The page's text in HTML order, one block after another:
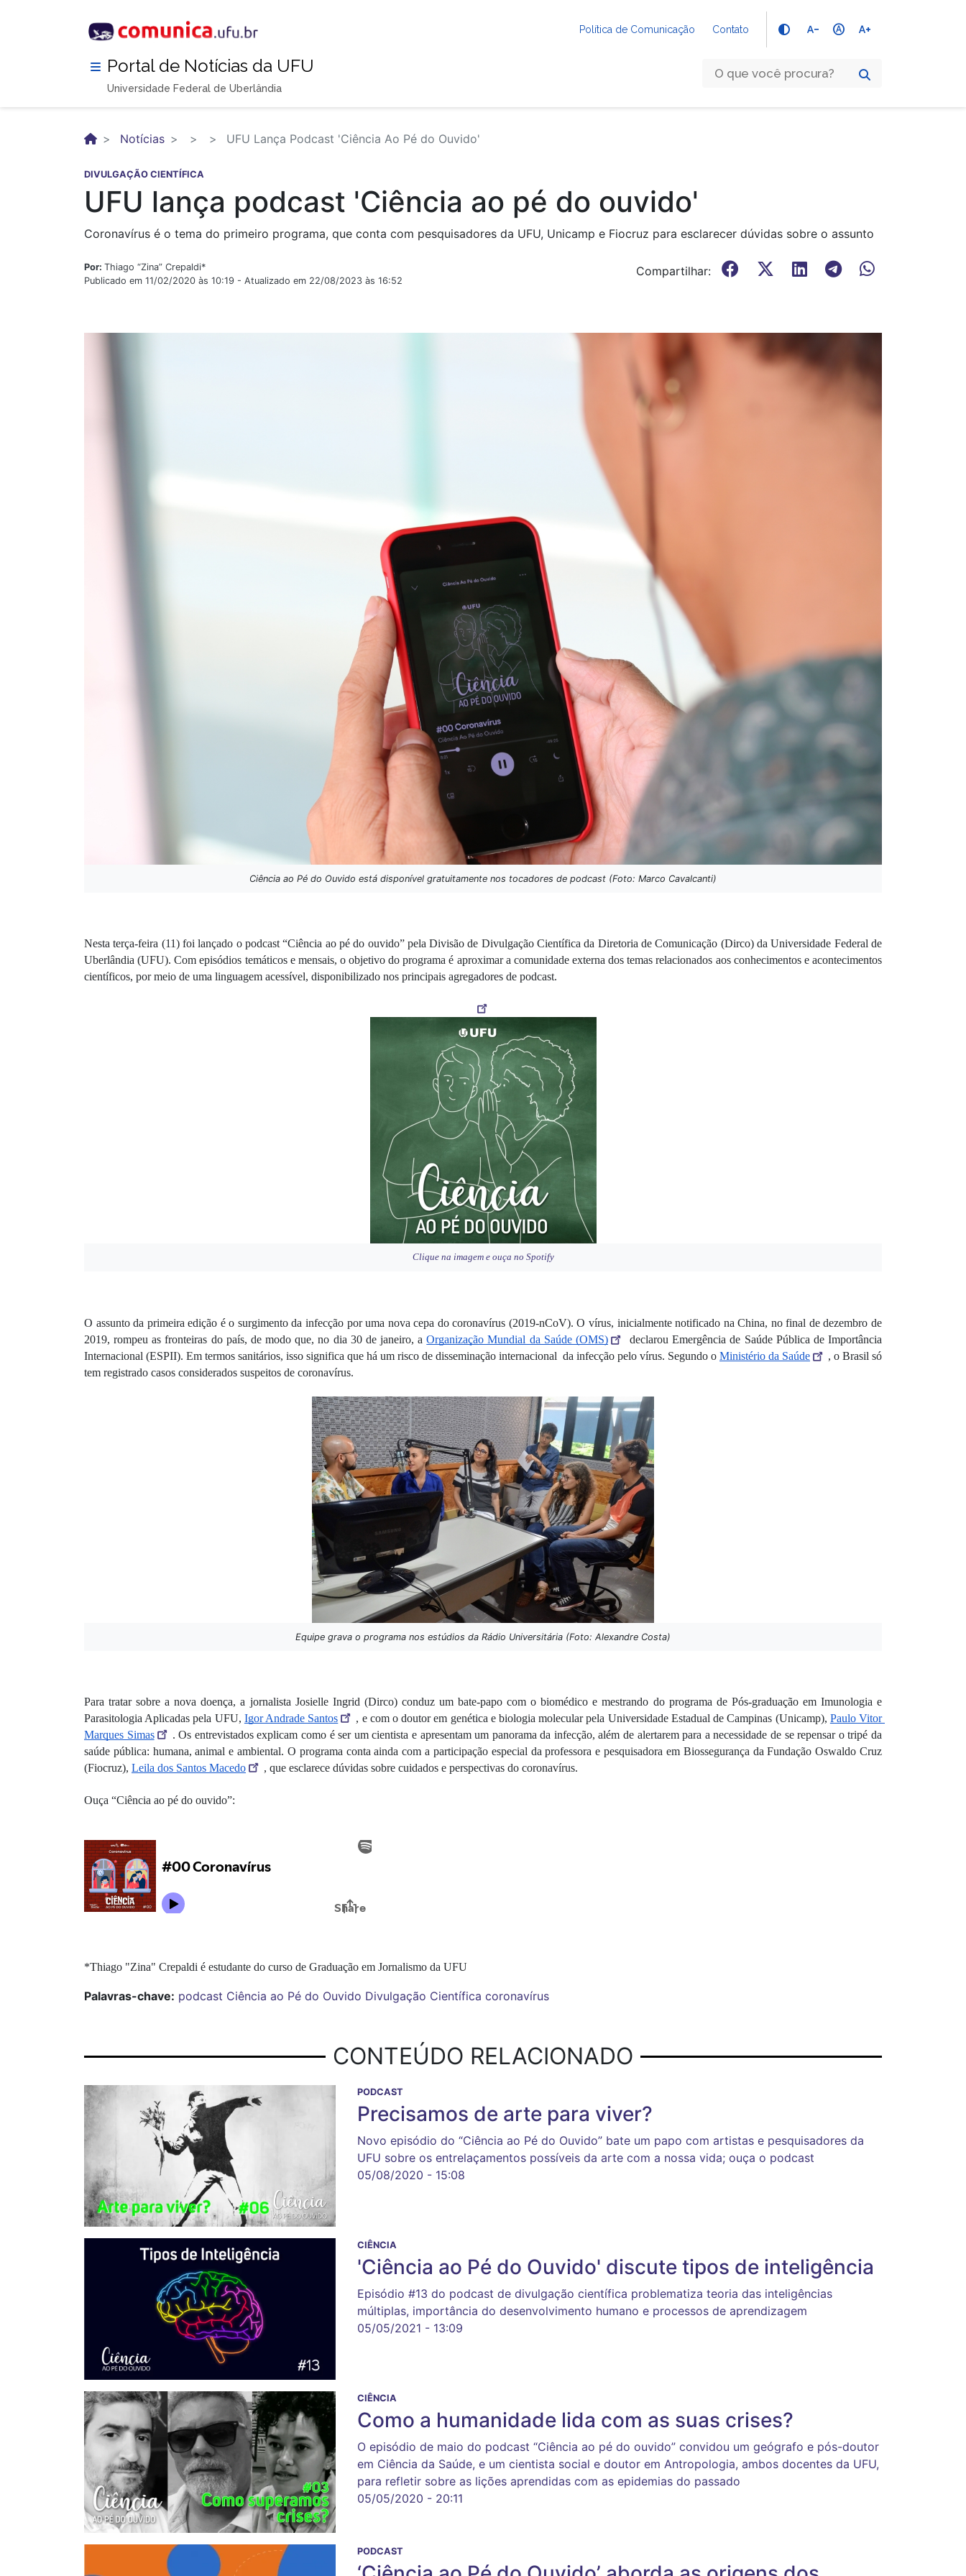
Política de Comunicação Contato text_decrease hdr_auto text_increase
Portal de Notícias da UFU
Universidade Federal de Uberlândia
Notícias UFU Lança Podcast 'Ciência Ao Pé do Ouvido'
DIVULGAÇÃO CIENTÍFICA
UFU lança podcast 'Ciência ao pé do ouvido'
Coronavírus é o tema do primeiro programa, que conta com pesquisadores da UFU, Unicamp e Fiocruz para esclarecer dúvidas sobre o assunto
Por: Thiago “Zina” Crepaldi*
Publicado em 11/02/2020 às 10:19 - Atualizado em 22/08/2023 às 16:52
Compartilhar:
Ciência ao Pé do Ouvido está disponível gratuitamente nos tocadores de podcast (Foto: Marco Cavalcanti)
Nesta terça-feira (11) foi lançado o podcast “Ciência ao pé do ouvido” pela Divisão de Divulgação Científica da Diretoria de Comunicação (Dirco) da Universidade Federal de
Uberlândia (UFU). Com episódios temáticos e mensais, o objetivo do programa é aproximar a comunidade externa dos temas relacionados aos conhecimentos e acontecimentos
científicos, por meio de uma linguagem acessível, disponibilizado nos principais agregadores de podcast.
Clique na imagem e ouça no Spotify
O assunto da primeira edição é o surgimento da infecção por uma nova cepa do coronavírus (2019-nCoV). O vírus, inicialmente notificado na China, no final de dezembro de
2019, rompeu as fronteiras do país, de modo que, no dia 30 de janeiro, a Organização Mundial da Saúde (OMS)
declarou Emergência de Saúde Pública de Importância
Internacional (ESPII). Em termos sanitários, isso significa que há um risco de disseminação internacional  da infecção pelo vírus. Segundo o Ministério da Saúde
, o Brasil só
tem registrado casos considerados suspeitos de coronavírus.
Equipe grava o programa nos estúdios da Rádio Universitária (Foto: Alexandre Costa)
Para tratar sobre a nova doença, a jornalista Josielle Ingrid (Dirco) conduz um bate-papo com o biomédico e mestrando do programa de Pós-graduação em Imunologia e
Parasitologia Aplicadas pela UFU, Igor Andrade Santos , e com o doutor em genética e biologia molecular pela Universidade Estadual de Campinas (Unicamp), Paulo Vitor
Marques Simas
. Os entrevistados explicam como é ser um cientista e apresentam um panorama da infecção, além de alertarem para a necessidade de se repensar o tripé da
saúde pública: humana, animal e ambiental. O programa conta ainda com a participação especial da professora e pesquisadora em Biossegurança da Fundação Oswaldo Cruz
(Fiocruz), Leila dos Santos Macedo , que esclarece dúvidas sobre cuidados e perspectivas do coronavírus.
Ouça “Ciência ao pé do ouvido”:
*Thiago "Zina" Crepaldi é estudante do curso de Graduação em Jornalismo da UFU
Palavras-chave: podcast Ciência ao Pé do Ouvido Divulgação Científica coronavírus
CONTEÚDO RELACIONADO
PODCAST
Precisamos de arte para viver?
Novo episódio do “Ciência ao Pé do Ouvido” bate um papo com artistas e pesquisadores da
UFU sobre os entrelaçamentos possíveis da arte com a nossa vida; ouça o podcast
05/08/2020 - 15:08
CIÊNCIA
'Ciência ao Pé do Ouvido' discute tipos de inteligência
Episódio #13 do podcast de divulgação científica problematiza teoria das inteligências
múltiplas, importância do desenvolvimento humano e processos de aprendizagem
05/05/2021 - 13:09
CIÊNCIA
Como a humanidade lida com as suas crises?
O episódio de maio do podcast “Ciência ao pé do ouvido” convidou um geógrafo e pós-doutor
em Ciência da Saúde, e um cientista social e doutor em Antropologia, ambos docentes da UFU,
para refletir sobre as lições aprendidas com as epidemias do passado
05/05/2020 - 20:11
PODCAST